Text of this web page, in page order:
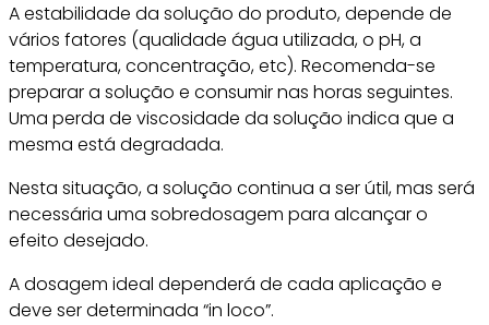
A estabilidade da solução do produto, depende de
vários fatores (qualidade água utilizada, o pH, a
temperatura, concentração, etc). Recomenda-se
preparar a solução e consumir nas horas seguintes.
Uma perda de viscosidade da solução indica que a
mesma está degradada.
Nesta situação, a solução continua a ser útil, mas será
necessária uma sobredosagem para alcançar o
efeito desejado.
A dosagem ideal dependerá de cada aplicação e
deve ser determinada “in loco”.